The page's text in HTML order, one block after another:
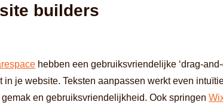
builders
hebben een gebruiksvriendelijke ‘drag-
je website. Teksten aanpassen werkt even
en gebruiksvriendelijkheid. Ook springen